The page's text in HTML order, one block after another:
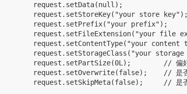
request.setData(null);
request.setStoreKey("your store key");
request.setPrefix("your prefix");
request.setFileExtension("your file
request.setContentType("your content
request.setStorageClass("your storage
request.setPartSize(0L);        // 偏好
request.setOverwrite(false);    // 是
request.setSkipMeta(false);     // 是